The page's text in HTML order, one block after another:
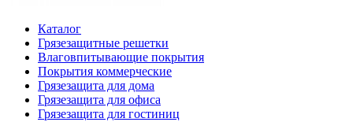
Каталог
Грязезащитные решетки
Влаговпитывающие покрытия
Покрытия коммерческие
Грязезащита для дома
Грязезащита для офиса
Грязезащита для гостиниц